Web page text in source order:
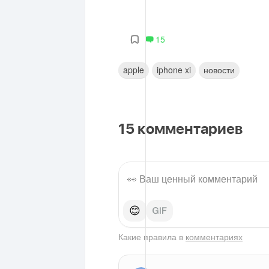
15
apple iphone xi новости
15 комментариев
😊
Какие правила в комментариях